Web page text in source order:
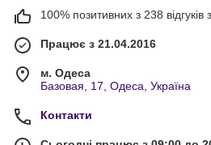
100% позитивних з 238 відгуків
Працює з 21.04.2016
м. Одеса
Базовая, 17, Одеса, Україна
Контакти